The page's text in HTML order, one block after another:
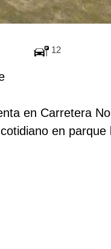
12
en Carretera
en